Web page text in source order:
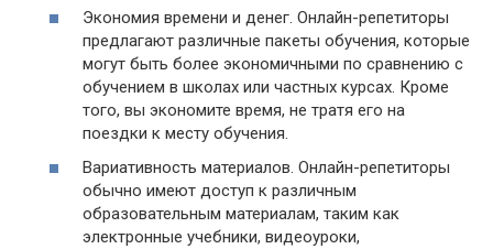
Экономия времени и денег. Онлайн-репетиторы
предлагают различные пакеты обучения, которые
могут быть более экономичными по сравнению с
обучением в школах или частных курсах. Кроме
того, вы экономите время, не тратя его на
поездки к месту обучения.
Вариативность материалов. Онлайн-репетиторы
обычно имеют доступ к различным
образовательным материалам, таким как
электронные учебники, видеоуроки,